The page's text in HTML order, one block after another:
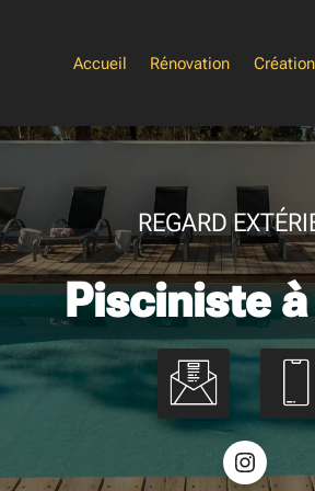
Accueil Rénovation Création
REGARD
Pisciniste